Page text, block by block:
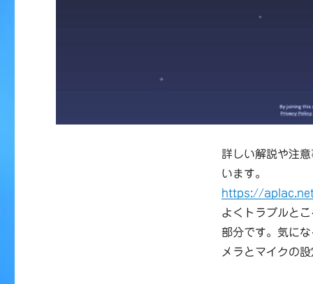
詳しい解説や注
います。
https://
よくトラブルと
部分です。気に
メラとマイクの